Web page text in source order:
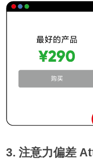
3. 注意力偏差